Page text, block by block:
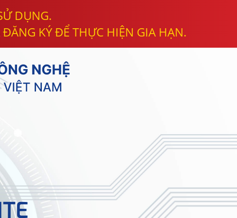
DỤNG.
KÝ ĐỂ THỰC HIỆN GIA HẠN.